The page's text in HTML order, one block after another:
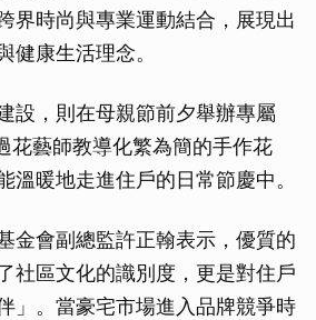
界時尚與專業運動結合，展現出
健康生活理念。
設，則在母親節前夕舉辦專屬
花藝師教導化繁為簡的手作花
溫暖地走進住戶的日常節慶中。
金會副總監許正翰表示，優質的
社區文化的識別度，更是對住戶
」。當豪宅市場進入品牌競爭時